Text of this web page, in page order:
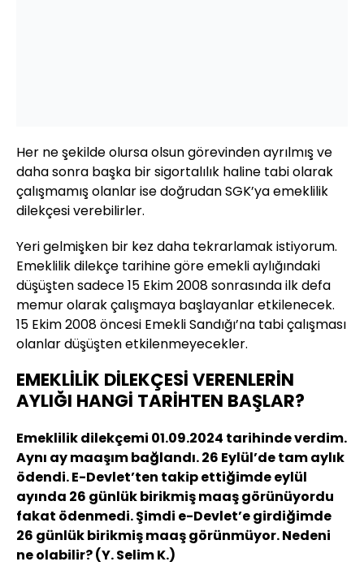
Her ne şekilde olursa olsun görevinden ayrılmış ve
daha sonra başka bir sigortalılık haline tabi olarak
çalışmamış olanlar ise doğrudan SGK’ya emeklilik
dilekçesi verebilirler.
Yeri gelmişken bir kez daha tekrarlamak istiyorum.
Emeklilik dilekçe tarihine göre emekli aylığındaki
düşüşten sadece 15 Ekim 2008 sonrasında ilk defa
memur olarak çalışmaya başlayanlar etkilenecek.
15 Ekim 2008 öncesi Emekli Sandığı’na tabi çalışması
olanlar düşüşten etkilenmeyecekler.
EMEKLİLİK DİLEKÇESİ VERENLERİN
AYLIĞI HANGİ TARİHTEN BAŞLAR?
Emeklilik dilekçemi 01.09.2024 tarihinde verdim.
Aynı ay maaşım bağlandı. 26 Eylül’de tam aylık
ödendi. E-Devlet’ten takip ettiğimde eylül
ayında 26 günlük birikmiş maaş görünüyordu
fakat ödenmedi. Şimdi e-Devlet’e girdiğimde
26 günlük birikmiş maaş görünmüyor. Nedeni
ne olabilir? (Y. Selim K.)